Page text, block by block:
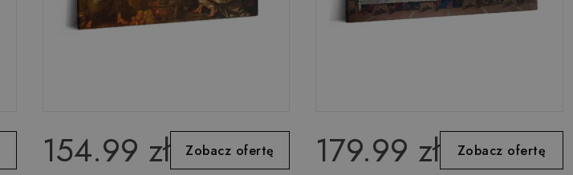
154.99 zł Zobacz ofertę 179.99 zł Zobacz ofertę